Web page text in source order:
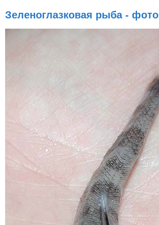
Зеленоглазковая рыба - фото